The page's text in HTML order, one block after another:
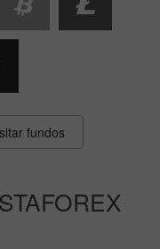
fundos